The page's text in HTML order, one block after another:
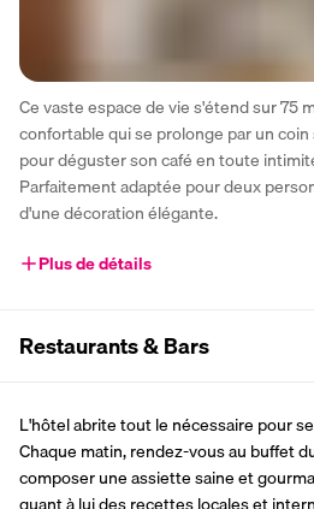
Ce vaste espace de vie s'étend sur 75
confortable qui se prolonge par un
pour déguster son café en toute
Parfaitement adaptée pour deux
d'une décoration élégante.
Plus de détails
Restaurants & Bars
L'hôtel abrite tout le nécessaire pour
Chaque matin, rendez-vous au buffet
composer une assiette saine et